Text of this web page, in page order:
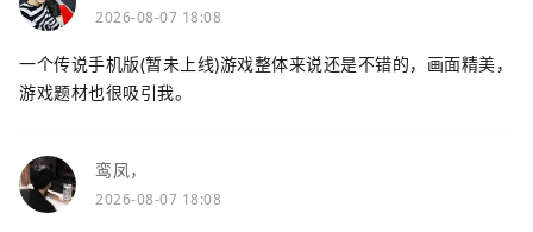
2026-08-07 18:08
一个传说手机版(暂未上线)游戏整体来说还是不错的，画面精美，
游戏题材也很吸引我。
鸾凤，
2026-08-07 18:08